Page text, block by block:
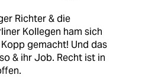
Richter & die
Kollegen ham sich
gemacht! Und das
& ihr Job. Recht ist in